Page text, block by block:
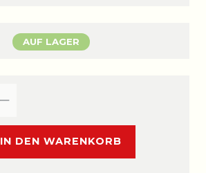
AUF LAGER
IN DEN WARENKORB